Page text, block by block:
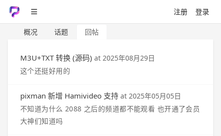
注册 登录
概况 话题 回帖
M3U+TXT 转换 (源码) at 2025年08月29日
这个还挺好用的
pixman 新增 Hamivideo 支持 at 2025年05月05日
不知道为什么 2088 之后的频道都不能观看 也开通了会员
大神们知道吗